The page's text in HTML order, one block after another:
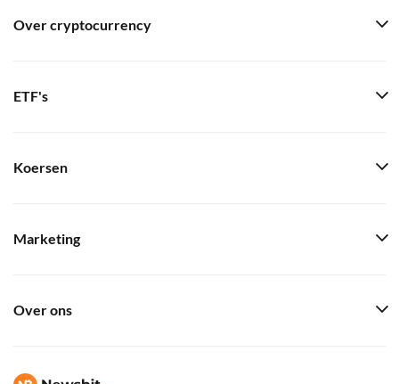
Over cryptocurrency
ETF's
Koersen
Marketing
Over ons